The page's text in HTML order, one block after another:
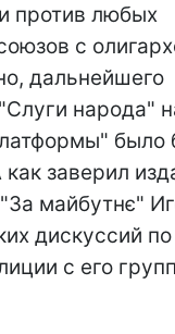
против любых
с
дальнейшего
народа"
было
как заверил
майбутнє"
дискуссий
с его